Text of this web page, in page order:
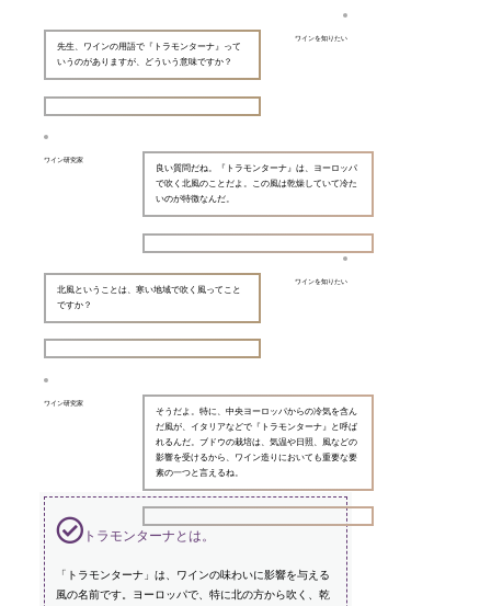
ワインを知りたい
先生、ワインの用語で『トラモンターナ』って
いうのがありますが、どういう意味ですか？
ワイン研究家
良い質問だね。『トラモンターナ』は、ヨーロッパ
で吹く北風のことだよ。この風は乾燥していて冷た
いのが特徴なんだ。
ワインを知りたい
北風ということは、寒い地域で吹く風ってこと
ですか？
ワイン研究家
そうだよ。特に、中央ヨーロッパからの冷気を含ん
だ風が、イタリアなどで『トラモンターナ』と呼ば
れるんだ。ブドウの栽培は、気温や日照、風などの
影響を受けるから、ワイン造りにおいても重要な要
素の一つと言えるね。
トラモンターナとは。
「トラモンターナ」は、ワインの味わいに影響を与える
風の名前です。ヨーロッパで、特に北の方から吹く、乾